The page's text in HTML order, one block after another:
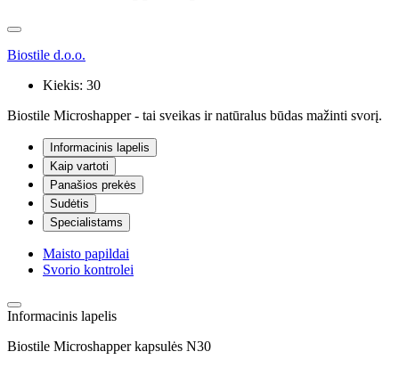
Biostile d.o.o.
Kiekis: 30
Biostile Microshapper - tai sveikas ir natūralus būdas mažinti svorį.
Informacinis lapelis
Kaip vartoti
Panašios prekės
Sudėtis
Specialistams
Maisto papildai
Svorio kontrolei
Informacinis lapelis
Biostile Microshapper kapsulės N30